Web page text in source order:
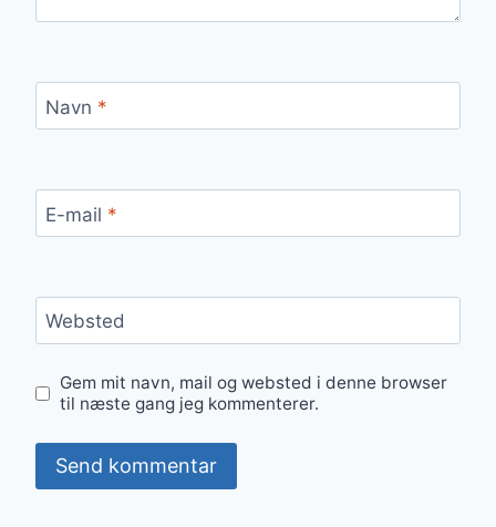
Navn *
E-mail *
Websted
Gem mit navn, mail og websted i denne browser
til næste gang jeg kommenterer.